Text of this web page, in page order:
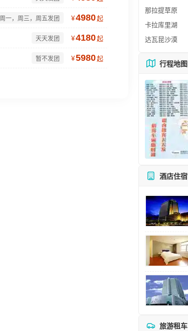
一，周三，周五发团 ¥4980起
天天发团 ¥4180起
暂不发团 ¥5980起
那拉提草原
卡拉库里湖
达瓦昆沙漠
行程地图
酒店住宿
旅游租车